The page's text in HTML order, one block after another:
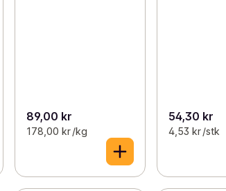
89,00 kr
178,00 kr /kg
54,30 kr
4,53 kr /stk